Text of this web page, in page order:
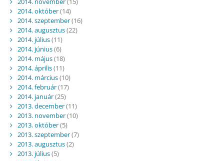
2014. október(14)
2014. szeptember(16)
2014. augusztus(22)
2014. július(11)
2014. június(6)
2014. május(18)
2014. április(11)
2014. március(10)
2014. február(17)
2014. január(25)
2013. december(11)
2013. november(10)
2013. október(5)
2013. szeptember(7)
2013. augusztus(2)
2013. július(5)